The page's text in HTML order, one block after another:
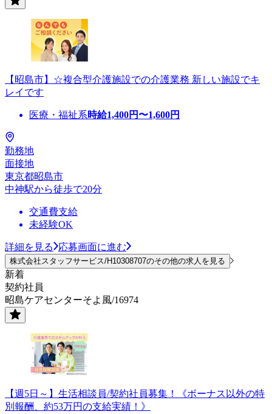
【昭島市】☆複合型介護施設での介護業務 新しい施設でキ
レイです
医療・福祉系時給1,400円〜1,600円
勤務地
面接地
東京都昭島市
中神駅から徒歩で20分
交通費支給
未経験OK
詳細を見る 応募画面に進む
株式会社スタッフサービス/H10308707のその他の求人を見る
新着
契約社員
昭島ケアセンターそよ風/16974
【週5日～】生活相談員/契約社員募集！《ボーナス以外の特
別報酬、約53万円の支給実績！》